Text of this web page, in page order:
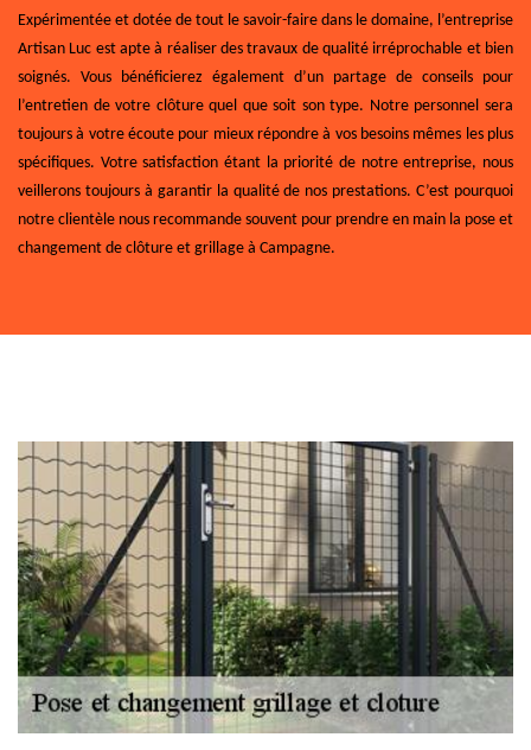
Expérimentée et dotée de tout le savoir-faire dans le domaine, l’entreprise
Artisan Luc est apte à réaliser des travaux de qualité irréprochable et bien
soignés. Vous bénéficierez également d’un partage de conseils pour
l’entretien de votre clôture quel que soit son type. Notre personnel sera
toujours à votre écoute pour mieux répondre à vos besoins mêmes les plus
spécifiques. Votre satisfaction étant la priorité de notre entreprise, nous
veillerons toujours à garantir la qualité de nos prestations. C’est pourquoi
notre clientèle nous recommande souvent pour prendre en main la pose et
changement de clôture et grillage à Campagne.